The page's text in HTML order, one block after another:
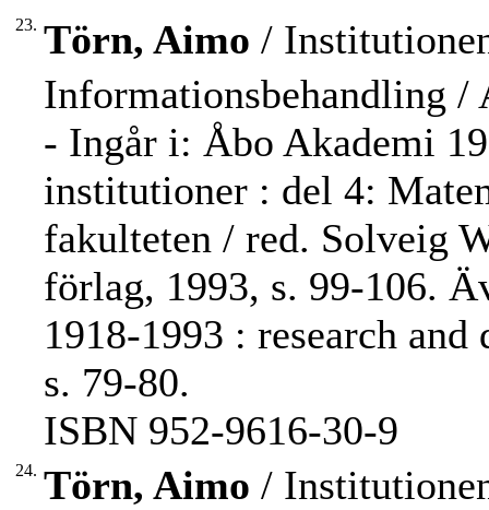
23. Törn, Aimo /
Informationsbehandling /
- Ingår i: Åbo Akademi
institutioner : del 4:
fakulteten / red. Solveig
förlag, 1993, s. 99-106.
1918-1993 : research
s. 79-80.
ISBN 952-9616-30-9
24. Törn, Aimo /